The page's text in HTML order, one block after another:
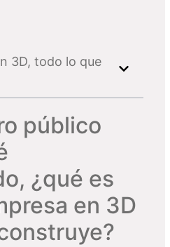
3D, todo lo que
público
¿qué es
en 3D